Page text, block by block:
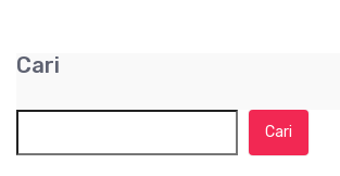
Cari
Cari